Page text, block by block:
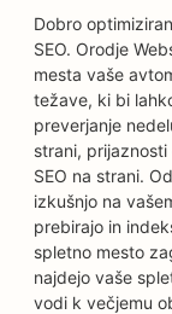
Dobro
SEO. Orodje
mesta vaše
težave, ki bi
preverjanje
strani,
SEO na strani.
izkušnjo na
prebirajo in
spletno mesto
najdejo vaše
vodi k večjemu